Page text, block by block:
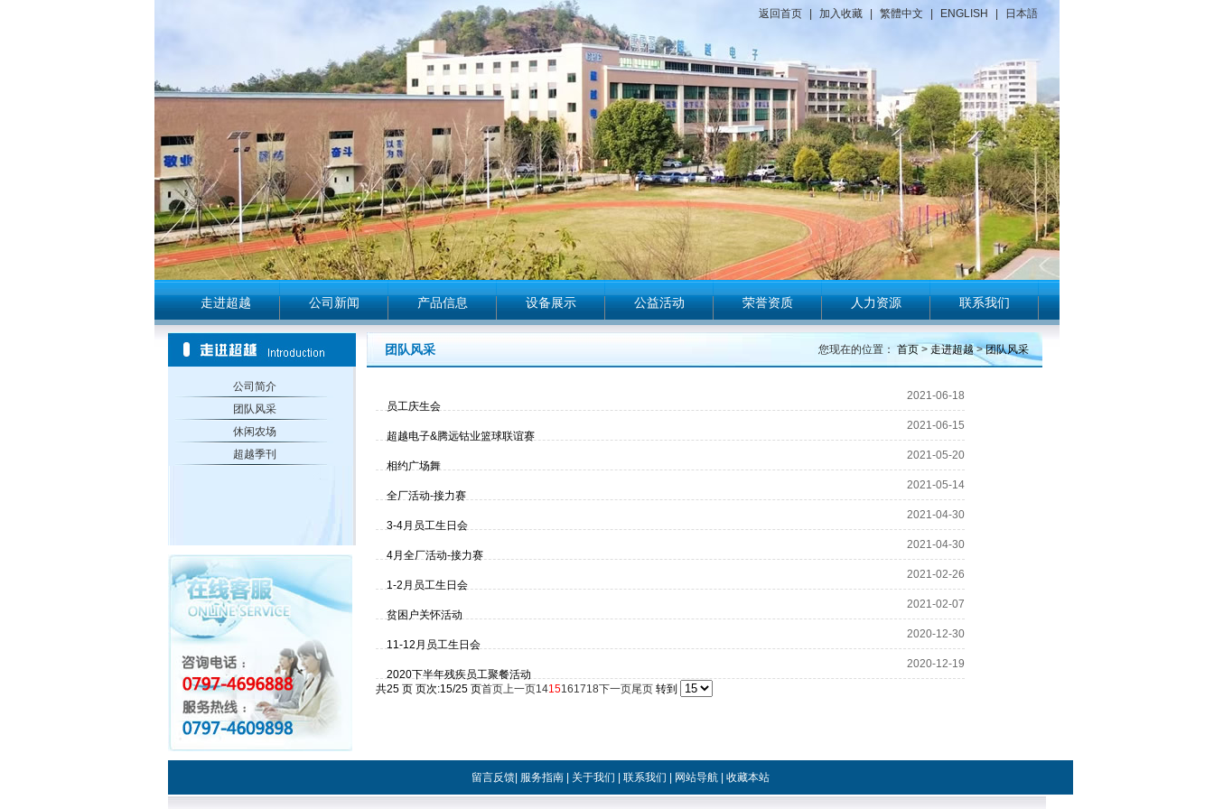
返回首页 加入收藏 繁體中文 ENGLISH 日本語
走进超越 公司新闻 产品信息 设备展示 公益活动 荣誉资质 人力资源 联系我们
公司简介
团队风采
休闲农场
超越季刊
您现在的位置： 首页 > 走进超越>团队风采
团队风采
员工庆生会
2021-06-18
超越电子&腾远钴业篮球联谊赛
2021-06-15
相约广场舞
2021-05-20
全厂活动-接力赛
2021-05-14
3-4月员工生日会
2021-04-30
4月全厂活动-接力赛
2021-04-30
1-2月员工生日会
2021-02-26
贫困户关怀活动
2021-02-07
11-12月员工生日会
2020-12-30
2020下半年残疾员工聚餐活动
2020-12-19
共25 页 页次:15/25 页首页上一页1415161718下一页尾页 转到
留言反馈 服务指南 关于我们 联系我们 网站导航 收藏本站